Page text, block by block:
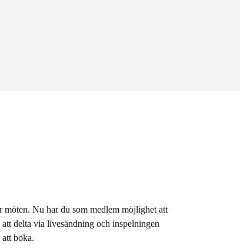
möten. Nu har du som medlem möjlighet att
delta via livesändning och inspelningen
boka.